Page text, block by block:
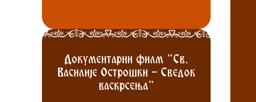
Документарни филм "Св.
Василије Острошки - Сведок
васкрсења"